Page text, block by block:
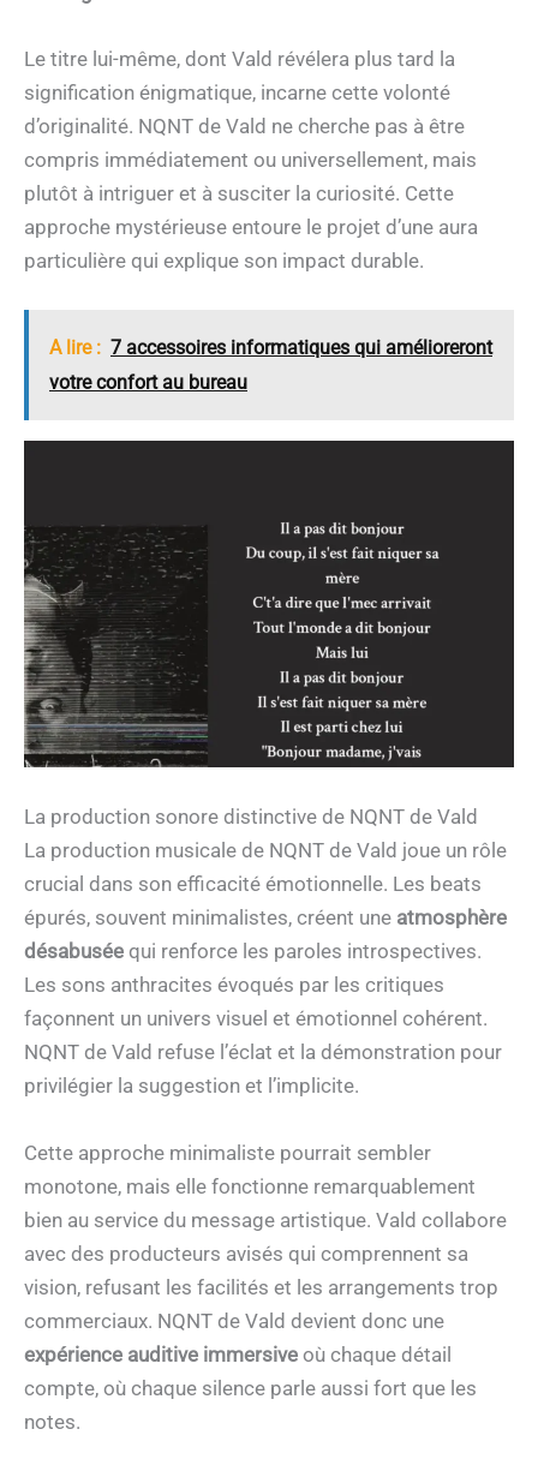
Le titre lui-même, dont Vald révélera plus tard la
signification énigmatique, incarne cette volonté
d’originalité. NQNT de Vald ne cherche pas à être
compris immédiatement ou universellement, mais
plutôt à intriguer et à susciter la curiosité. Cette
approche mystérieuse entoure le projet d’une aura
particulière qui explique son impact durable.
A lire : 7 accessoires informatiques qui amélioreront
votre confort au bureau
La production sonore distinctive de NQNT de Vald
La production musicale de NQNT de Vald joue un rôle
crucial dans son efficacité émotionnelle. Les beats
épurés, souvent minimalistes, créent une atmosphère
désabusée qui renforce les paroles introspectives.
Les sons anthracites évoqués par les critiques
façonnent un univers visuel et émotionnel cohérent.
NQNT de Vald refuse l’éclat et la démonstration pour
privilégier la suggestion et l’implicite.
Cette approche minimaliste pourrait sembler
monotone, mais elle fonctionne remarquablement
bien au service du message artistique. Vald collabore
avec des producteurs avisés qui comprennent sa
vision, refusant les facilités et les arrangements trop
commerciaux. NQNT de Vald devient donc une
expérience auditive immersive où chaque détail
compte, où chaque silence parle aussi fort que les
notes.